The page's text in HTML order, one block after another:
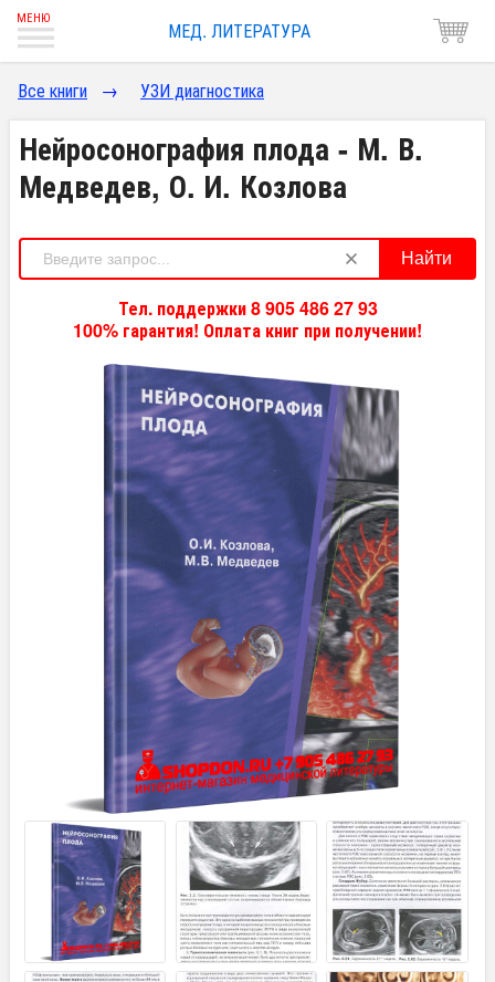
МЕД. ЛИТЕРАТУРА
Все книги → УЗИ диагностика
Нейросонография плода - М. В.
Медведев, О. И. Козлова
Найти
Тел. поддержки 8 905 486 27 93
100% гарантия! Оплата книг при получении!